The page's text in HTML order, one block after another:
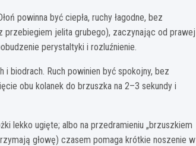
powinna być ciepła, ruchy łagodne, bez
przebiegiem jelita grubego), zaczynając od prawej
perystaltyki i rozluźnienie.
i biodrach. Ruch powinien być spokojny, bez
obu kolanek do brzuszka na 2–3 sekundy i
lekko ugięte; albo na przedramieniu „brzuszkiem
głowę) czasem pomaga krótkie noszenie w